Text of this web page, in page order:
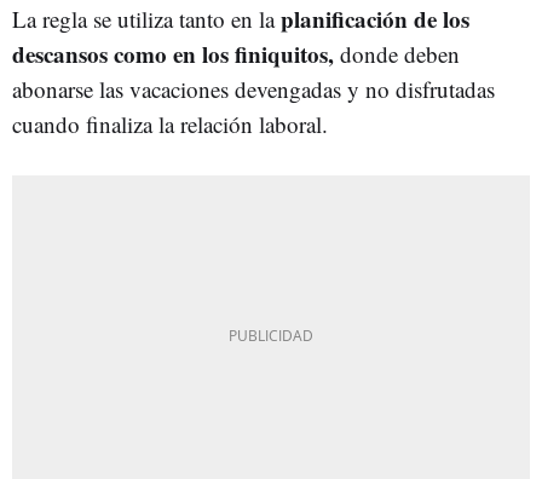
La regla se utiliza tanto en laplanificación de los
descansos como en los finiquitos, donde deben
abonarse las vacaciones devengadas y no disfrutadas
cuando finaliza la relación laboral.